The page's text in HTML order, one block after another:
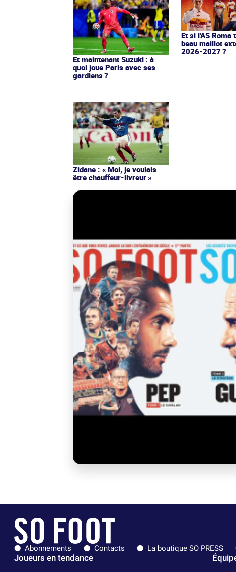
Et maintenant Suzuki : à
quoi joue Paris avec ses
gardiens ?
Et si l'AS Roma
beau maillot
2026-2027 ?
Zidane : « Moi, je voulais
être chauffeur-livreur »
Abonnements Contacts La boutique SO PRESS
Joueurs en tendance